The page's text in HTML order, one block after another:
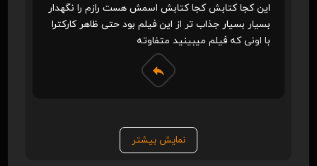
این کجا کتابش کجا کتابش اسمش هست رازم را نگهدار
بسیار بسیار جذاب تر از این فیلم بود حتی ظاهر کارکترا
با اونی که فیلم میبینید متفاوته
نمایش بیشتر